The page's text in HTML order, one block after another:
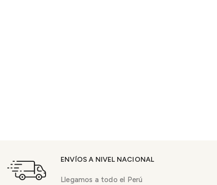
ENVÍOS A NIVEL NACIONAL
Llegamos a todo el Perú